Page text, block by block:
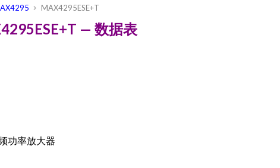
MAX4295ESE+T
— 数据表
功率放大器